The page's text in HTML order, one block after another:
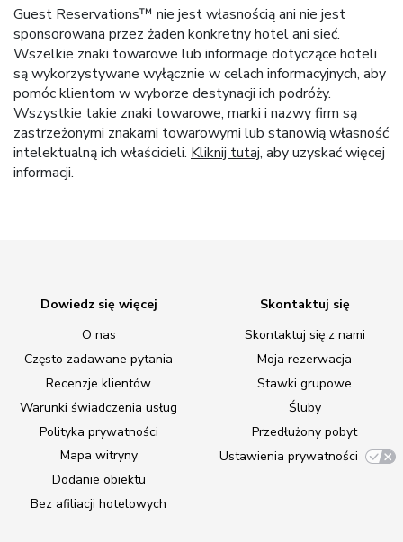
Guest Reservations™ nie jest własnością ani nie jest
sponsorowana przez żaden konkretny hotel ani sieć.
Wszelkie znaki towarowe lub informacje dotyczące hoteli
są wykorzystywane wyłącznie w celach informacyjnych, aby
pomóc klientom w wyborze destynacji ich podróży.
Wszystkie takie znaki towarowe, marki i nazwy firm są
zastrzeżonymi znakami towarowymi lub stanowią własność
intelektualną ich właścicieli. Kliknij tutaj, aby uzyskać więcej
informacji.
Dowiedz się więcej
O nas
Często zadawane pytania
Recenzje klientów
Warunki świadczenia usług
Polityka prywatności
Mapa witryny
Dodanie obiektu
Bez afiliacji hotelowych
Skontaktuj się
Skontaktuj się z nami
Moja rezerwacja
Stawki grupowe
Śluby
Przedłużony pobyt
Ustawienia prywatności